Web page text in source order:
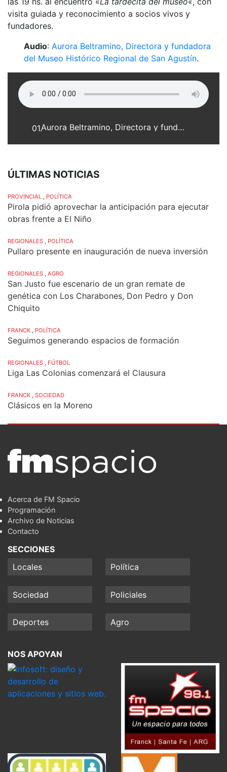
visita guiada y reconocimiento a socios vivos y
fundadores.
Audio: Aurora Beltramino, Directora y fundadora
del Museo Histórico Regional de San Agustín.
01. Aurora Beltramino, Directora y fundadora del Museo Histórico Regional de San Agustín
ÚLTIMAS NOTICIAS
PROVINCIAL POLÍTICA
Pirola pidió aprovechar la anticipación para ejecutar
obras frente a El Niño
REGIONALES POLÍTICA
Pullaro presente en inauguración de nueva inversión
REGIONALES AGRO
San Justo fue escenario de un gran remate de
genética con Los Charabones, Don Pedro y Don
Chiquito
FRANCK POLÍTICA
Seguimos generando espacios de formación
REGIONALES FÚTBOL
Liga Las Colonias comenzará el Clausura
FRANCK SOCIEDAD
Clásicos en la Moreno
Acerca de FM Spacio
Programación
Archivo de Noticias
Contacto
SECCIONES
Locales
Política
Sociedad Policiales
Deportes Agro
NOS APOYAN